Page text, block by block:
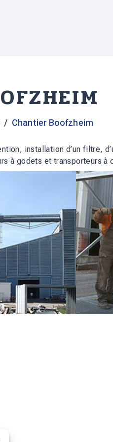
Chantier Boofzheim
installation d’un filtre,
à godets et transporteurs à